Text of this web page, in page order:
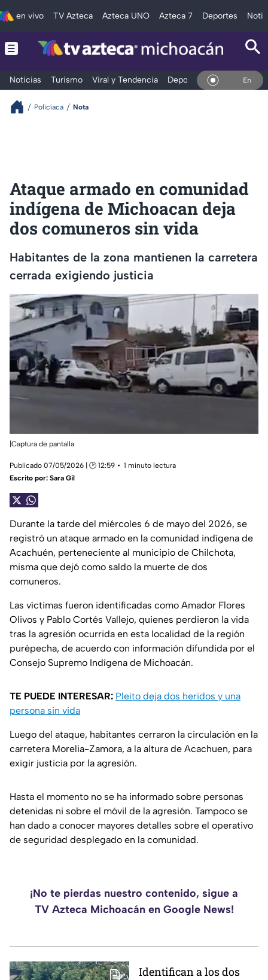
en vivo TV Azteca Azteca UNO Azteca 7 Deportes
Noticias Turismo Viral y Tendencia Deportes Espectáculos
En Vivo
Policíaca Nota
Ataque armado en comunidad
indígena de Michoacan deja
dos comuneros sin vida
Habitantes de la zona mantienen la carretera
cerrada exigiendo justicia
|Captura de pantalla
Publicado 07/05/2026 | 🕑 12:59
1 minuto lectura
Escrito por: Sara Gil
Durante la tarde del miércoles 6 de mayo del 2026, se
registró un ataque armado en la comunidad indígena de
Acachuén, perteneciente al municipio de Chilchota,
misma que dejó como saldo la muerte de dos
comuneros.
Las víctimas fueron identificadas como Amador Flores
Olivos y Pablo Cortés Vallejo, quienes perdieron la vida
tras la agresión ocurrida en esta localidad de la región
purépecha, de acuerdo con información difundida por el
Consejo Supremo Indígena de Michoacán.
TE PUEDE INTERESAR: Pleito deja dos heridos y una
persona sin vida
Luego del ataque, habitantes cerraron la circulación en la
carretera Morelia-Zamora, a la altura de Acachuen, para
exigir justicia por la agresión.
Hasta el momento no se ha informado sobre personas
detenidas ni sobre el móvil de la agresión. Tampoco se
han dado a conocer mayores detalles sobre el operativo
de seguridad desplegado en la comunidad.
¡No te pierdas nuestro contenido, sigue a
TV Azteca Michoacán en Google News!
Identifican a los dos